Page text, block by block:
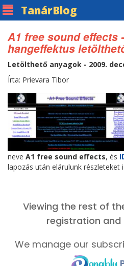
TanárBlog
A1 free sound effects
hangeffektus
Letölthető anyagok - 2009.
Írta: Prievara Tibor
neve A1 free sound effects, és
lapozás után elárulunk részleteket